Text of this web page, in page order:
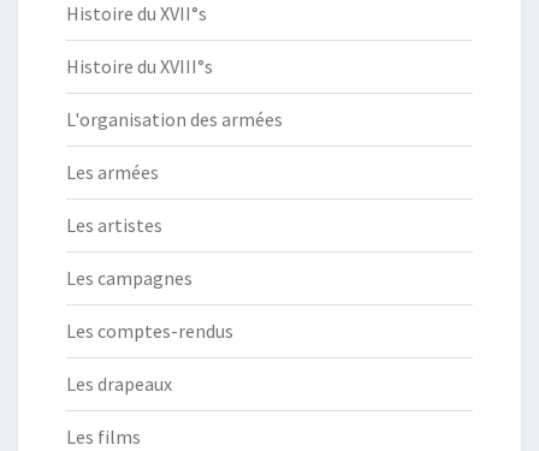
Histoire du XVII°s
Histoire du XVIII°s
L'organisation des armées
Les armées
Les artistes
Les campagnes
Les comptes-rendus
Les drapeaux
Les films